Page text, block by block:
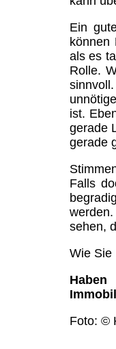
Ein
können
als es
Rolle.
ist.
gerade
gerade
Falls
sehen,
Wie Sie
Foto: ©